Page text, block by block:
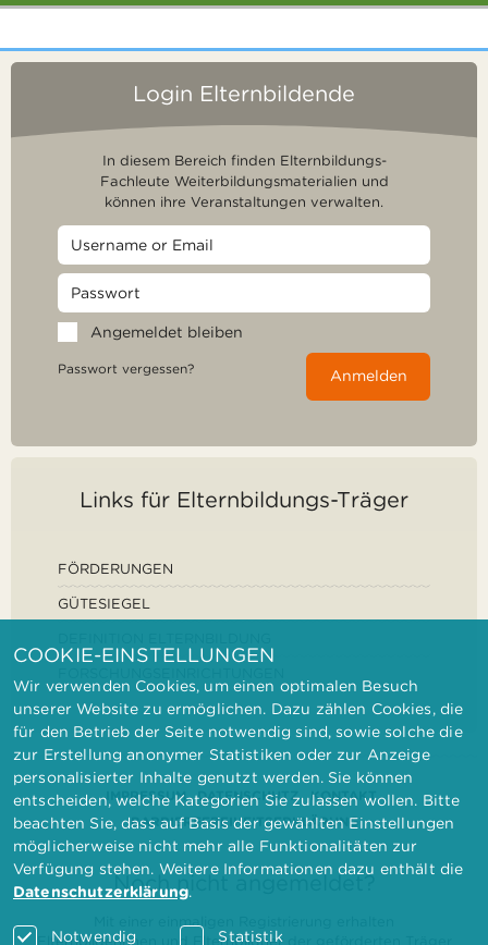
Login Elternbildende
In diesem Bereich finden Elternbildungs-
Fachleute Weiterbildungsmaterialien und
können ihre Veranstaltungen verwalten.
Angemeldet bleiben
Passwort vergessen? Anmelden
Links für Elternbildungs-Träger
FÖRDERUNGEN
GÜTESIEGEL
IMPRESSUM DATENSCHUTZ
KONTAKT
BARRIEREFREIHEITSERKLÄRUNG
Noch nicht angemeldet?
Elternbilderinnen und Elternbildner der geförderten Träger
COOKIE-EINSTELLUNGEN
Wir verwenden Cookies, um einen optimalen Besuch
unserer Website zu ermöglichen. Dazu zählen Cookies, die
für den Betrieb der Seite notwendig sind, sowie solche die
zur Erstellung anonymer Statistiken oder zur Anzeige
personalisierter Inhalte genutzt werden. Sie können
entscheiden, welche Kategorien Sie zulassen wollen. Bitte
beachten Sie, dass auf Basis der gewählten Einstellungen
möglicherweise nicht mehr alle Funktionalitäten zur
Verfügung stehen. Weitere Informationen dazu enthält die
Datenschutzerklärung.
Notwendig Statistik